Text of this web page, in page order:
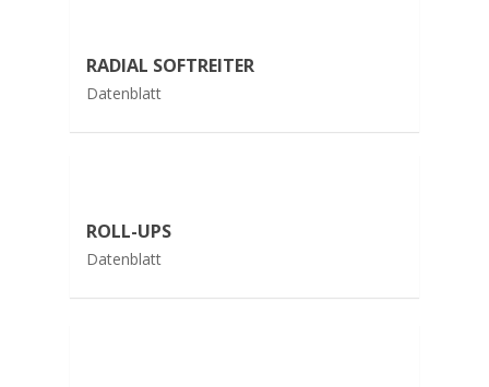
RADIAL SOFTREITER
Datenblatt
ROLL-UPS
Datenblatt